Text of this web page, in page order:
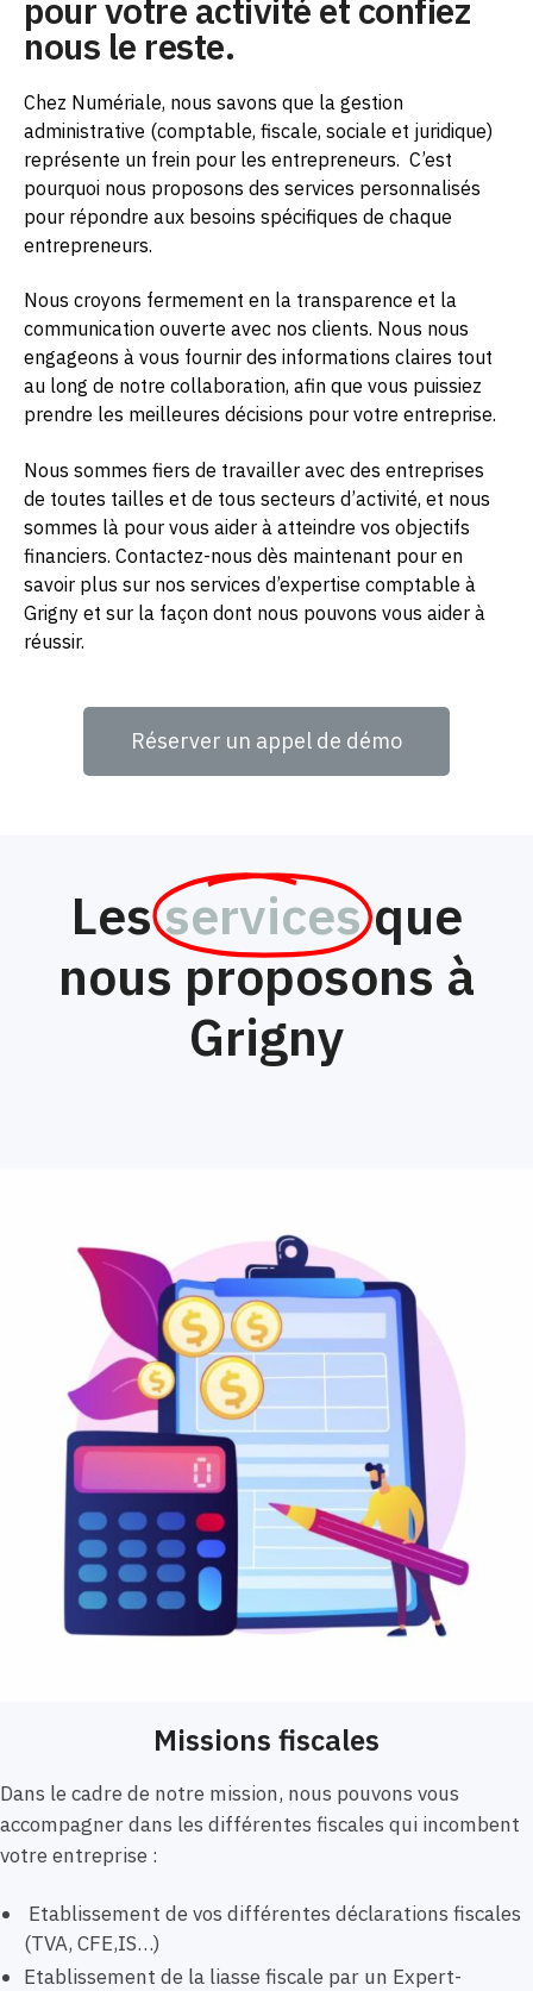
pour votre activité et confiez
nous le reste.
Chez Numériale, nous savons que la gestion
administrative (comptable, fiscale, sociale et juridique)
représente un frein pour les entrepreneurs. C’est
pourquoi nous proposons des services personnalisés
pour répondre aux besoins spécifiques de chaque
entrepreneurs.
Nous croyons fermement en la transparence et la
communication ouverte avec nos clients. Nous nous
engageons à vous fournir des informations claires tout
au long de notre collaboration, afin que vous puissiez
prendre les meilleures décisions pour votre entreprise.
Nous sommes fiers de travailler avec des entreprises
de toutes tailles et de tous secteurs d’activité, et nous
sommes là pour vous aider à atteindre vos objectifs
financiers. Contactez-nous dès maintenant pour en
savoir plus sur nos services d’expertise comptable à
Grigny et sur la façon dont nous pouvons vous aider à
réussir.
Réserver un appel de démo
Lesservices que
nous proposons à
Grigny
Missions fiscales
Dans le cadre de notre mission, nous pouvons vous
accompagner dans les différentes fiscales qui incombent
votre entreprise :
Etablissement de vos différentes déclarations fiscales
(TVA, CFE,IS…)
Etablissement de la liasse fiscale par un Expert-